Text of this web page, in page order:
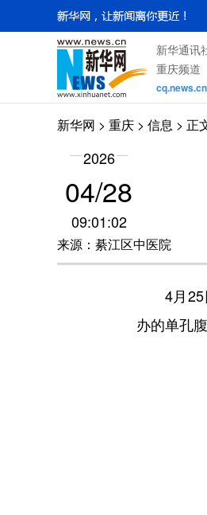
新华通讯
重庆频道
cq.news.cn
新华网 > 重庆 > 信息 > 正
2026
04/28
09:01:02
来源：綦江区中医院
4月25日
办的单孔